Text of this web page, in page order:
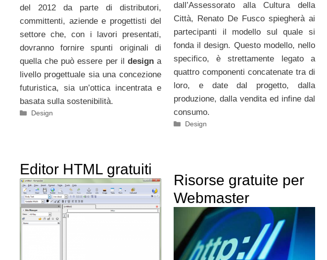
del 2012 da parte di distributori,
committenti, aziende e progettisti del
settore che, con i lavori presentati,
dovranno fornire spunti originali di
quella che può essere per il designa
livello progettuale sia una concezione
futuristica, sia un’ottica incentrata e
basata sulla sostenibilità.
Categorie
Design
dall’Assessorato alla Cultura della
Città, Renato De Fusco spiegherà ai
partecipanti il modello sul quale si
fonda il design. Questo modello, nello
specifico, è strettamente legato a
quattro componenti concatenate tra di
loro, e date dal progetto, dalla
produzione, dalla vendita ed infine dal
consumo.
Categorie
Design
Editor HTML gratuiti
Risorse gratuite per
Webmaster